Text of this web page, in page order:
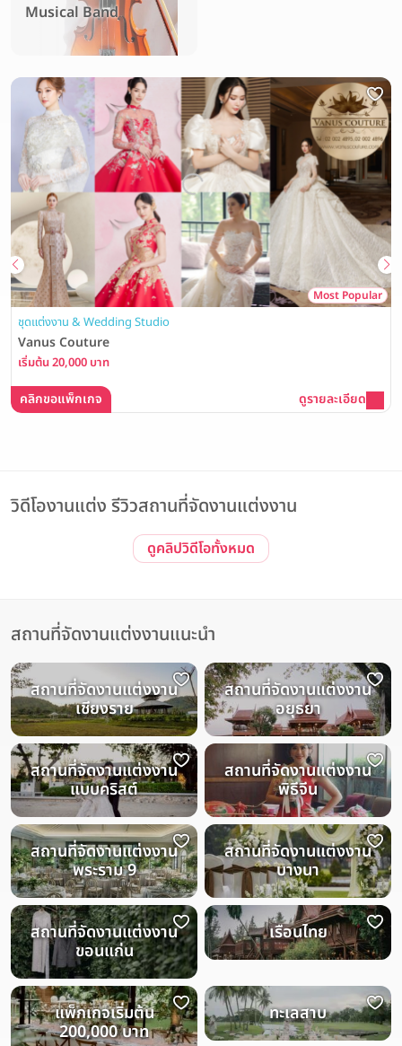
Musical Band
Most Popular
ชุดแต่งงาน & Wedding Studio
Vanus Couture
เริ่มต้น 20,000 บาท
คลิกขอแพ็กเกจ ดูรายละเอียด
วิดีโองานแต่ง รีวิวสถานที่จัดงานแต่งงาน
Event | ประทับใจไม่รู้จบ! รวมภาพบรรยากาศงาน The Magical of
ดูคลิปวิดีโอทั้งหมด
สถานที่จัดงานแต่งงานแนะนำ
สถานที่จัดงานแต่งงาน
เชียงราย
สถานที่จัดงานแต่งงาน
อยุธยา
สถานที่จัดงานแต่งงาน
แบบคริสต์
สถานที่จัดงานแต่งงาน
พิธีจีน
สถานที่จัดงานแต่งงาน
พระราม 9
สถานที่จัดงานแต่งงาน
บางนา
สถานที่จัดงานแต่งงาน
ขอนแก่น
เรือนไทย
แพ็กเกจเริ่มต้น
200,000 บาท
ทะเลสาบ